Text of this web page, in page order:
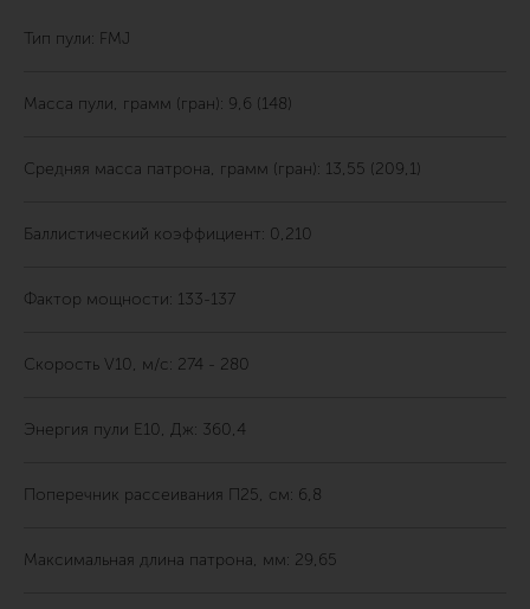
Тип пули: FMJ
Масса пули, грамм (гран): 9,6 (148)
Средняя масса патрона, грамм (гран): 13,55 (209,1)
Баллистический коэффициент: 0,210
Фактор мощности: 133-137
Скорость V10, м/с: 274 - 280
Энергия пули E10, Дж: 360,4
Поперечник рассеивания П25, см: 6,8
Максимальная длина патрона, мм: 29,65